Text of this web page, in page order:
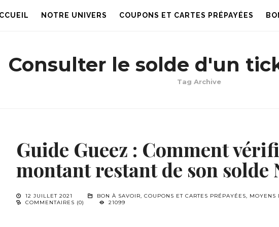
NOTRE UNIVERS COUPONS ET CARTES PRÉPAYÉES
Consulter le solde d'un
Tag Archive
Guide Gueez : Comment
montant restant de son solde
12 JUILLET 2021 BON À SAVOIR, COUPONS ET CARTES PRÉPAYÉES, MOYENS
COMMENTAIRES (0)
21099